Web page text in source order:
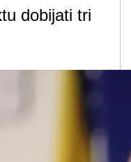
dobijati tri